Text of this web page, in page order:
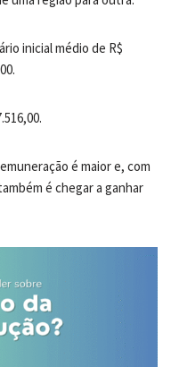
inicial médio de R$
é maior e, com
é chegar a ganhar